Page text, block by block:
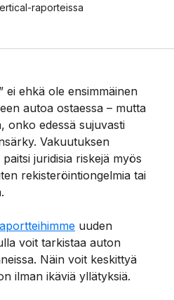
raporteissa
ei ehkä ole ensimmäinen
autoa ostaessa – mutta
onko edessä sujuvasti
Vakuutuksen
juridisia riskejä myös
rekisteröintiongelmia tai
uuden
voit tarkistaa auton
Näin voit keskittyä
ilman ikäviä yllätyksiä.